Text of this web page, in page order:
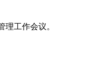
工作会议。